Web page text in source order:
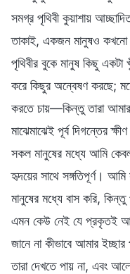
সমগ্র পৃথিবী কুয়াশায়
তাকাই, একজন মানুষও কখনো
পৃথিবীর বুকে মানুষ কিছু
করে কিছুর অন্বেষণ করছে;
করতে চায়—কিন্তু তারা
মাঝেমাঝেই পূর্ব দিগন্তের
সকল মানুষের মধ্যে আমি
হৃদয়ের সাথে সঙ্গতিপূর্ণ।
মানুষের মধ্যে বাস করি,
এমন কেউ নেই যে প্রকৃতই
জানে না কীভাবে আমার
তারা দেখতে পায় না, এবং